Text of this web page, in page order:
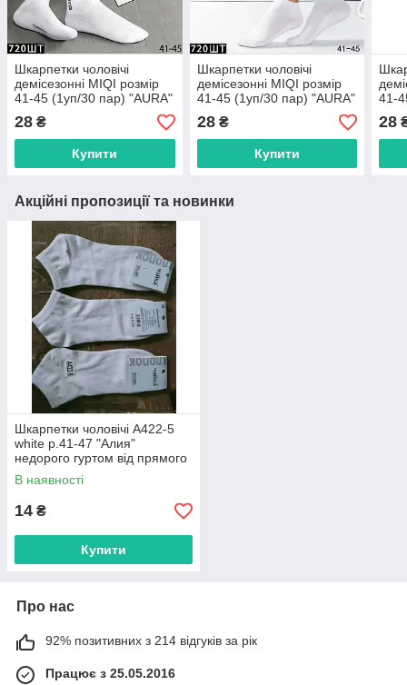
Шкарпетки чоловічі
демісезонні MIQI розмір
41-45 (1уп/30 пар) "AURA"
купити гуртом в Одесі на 7
км
28 ₴
Купити
Шкарпетки чоловічі
демісезонні MIQI розмір
41-45 (1уп/30 пар) "AURA"
купити гуртом в Одесі на 7
км
28₴
Купити
41-
км
28
Акційні пропозиції та новинки
Шкарпетки чоловічі A422-5
white р.41-47 "Алия"
недорого гуртом від прямого
постачальника
В наявності
14 ₴
Купити
Про нас
92% позитивних з 214 відгуків за рік
Працює з 25.05.2016